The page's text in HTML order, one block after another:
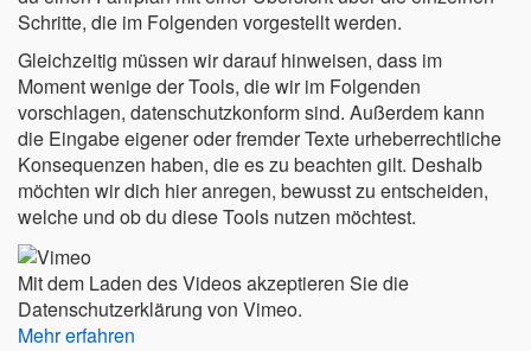
Schritte, die im Folgenden vorgestellt werden.
Gleichzeitig müssen wir darauf hinweisen, dass im
Moment wenige der Tools, die wir im Folgenden
vorschlagen, datenschutzkonform sind. Außerdem kann
die Eingabe eigener oder fremder Texte urheberrechtliche
Konsequenzen haben, die es zu beachten gilt. Deshalb
möchten wir dich hier anregen, bewusst zu entscheiden,
welche und ob du diese Tools nutzen möchtest.
Mit dem Laden des Videos akzeptieren Sie die
Datenschutzerklärung von Vimeo.
Mehr erfahren